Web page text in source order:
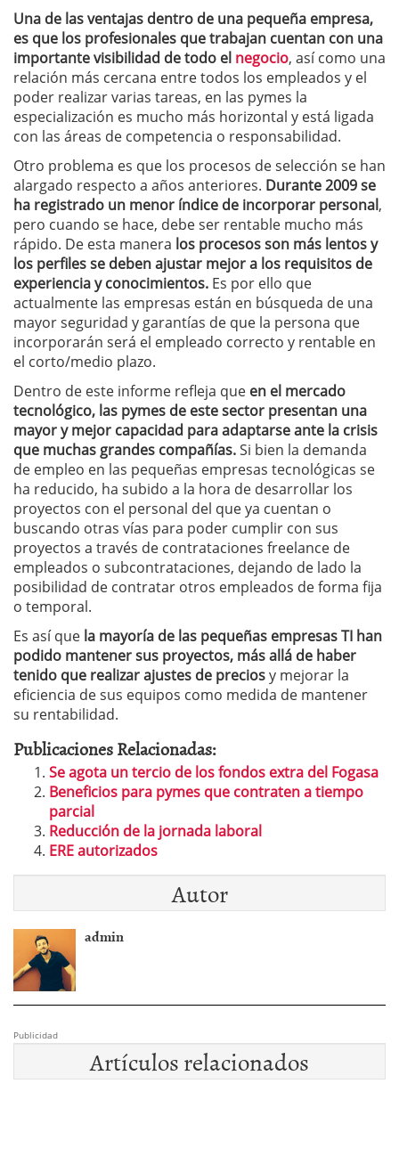
Una de las ventajas dentro de una pequeña empresa,
es que los profesionales que trabajan cuentan con una
importante visibilidad de todo el negocio, así como una
relación más cercana entre todos los empleados y el
poder realizar varias tareas, en las pymes la
especialización es mucho más horizontal y está ligada
con las áreas de competencia o responsabilidad.
Otro problema es que los procesos de selección se han
alargado respecto a años anteriores. Durante 2009 se
ha registrado un menor índice de incorporar personal,
pero cuando se hace, debe ser rentable mucho más
rápido. De esta manera los procesos son más lentos y
los perfiles se deben ajustar mejor a los requisitos de
experiencia y conocimientos. Es por ello que
actualmente las empresas están en búsqueda de una
mayor seguridad y garantías de que la persona que
incorporarán será el empleado correcto y rentable en
el corto/medio plazo.
Dentro de este informe refleja que en el mercado
tecnológico, las pymes de este sector presentan una
mayor y mejor capacidad para adaptarse ante la crisis
que muchas grandes compañías.Si bien la demanda
de empleo en las pequeñas empresas tecnológicas se
ha reducido, ha subido a la hora de desarrollar los
proyectos con el personal del que ya cuentan o
buscando otras vías para poder cumplir con sus
proyectos a través de contrataciones freelance de
empleados o subcontrataciones, dejando de lado la
posibilidad de contratar otros empleados de forma fija
o temporal.
Es así que la mayoría de las pequeñas empresas TI han
podido mantener sus proyectos, más allá de haber
tenido que realizar ajustes de preciosy mejorar la
eficiencia de sus equipos como medida de mantener
su rentabilidad.
Publicaciones Relacionadas:
Se agota un tercio de los fondos extra del Fogasa
Beneficios para pymes que contraten a tiempo
parcial
Reducción de la jornada laboral
ERE autorizados
Autor
admin
Publicidad
Artículos relacionados